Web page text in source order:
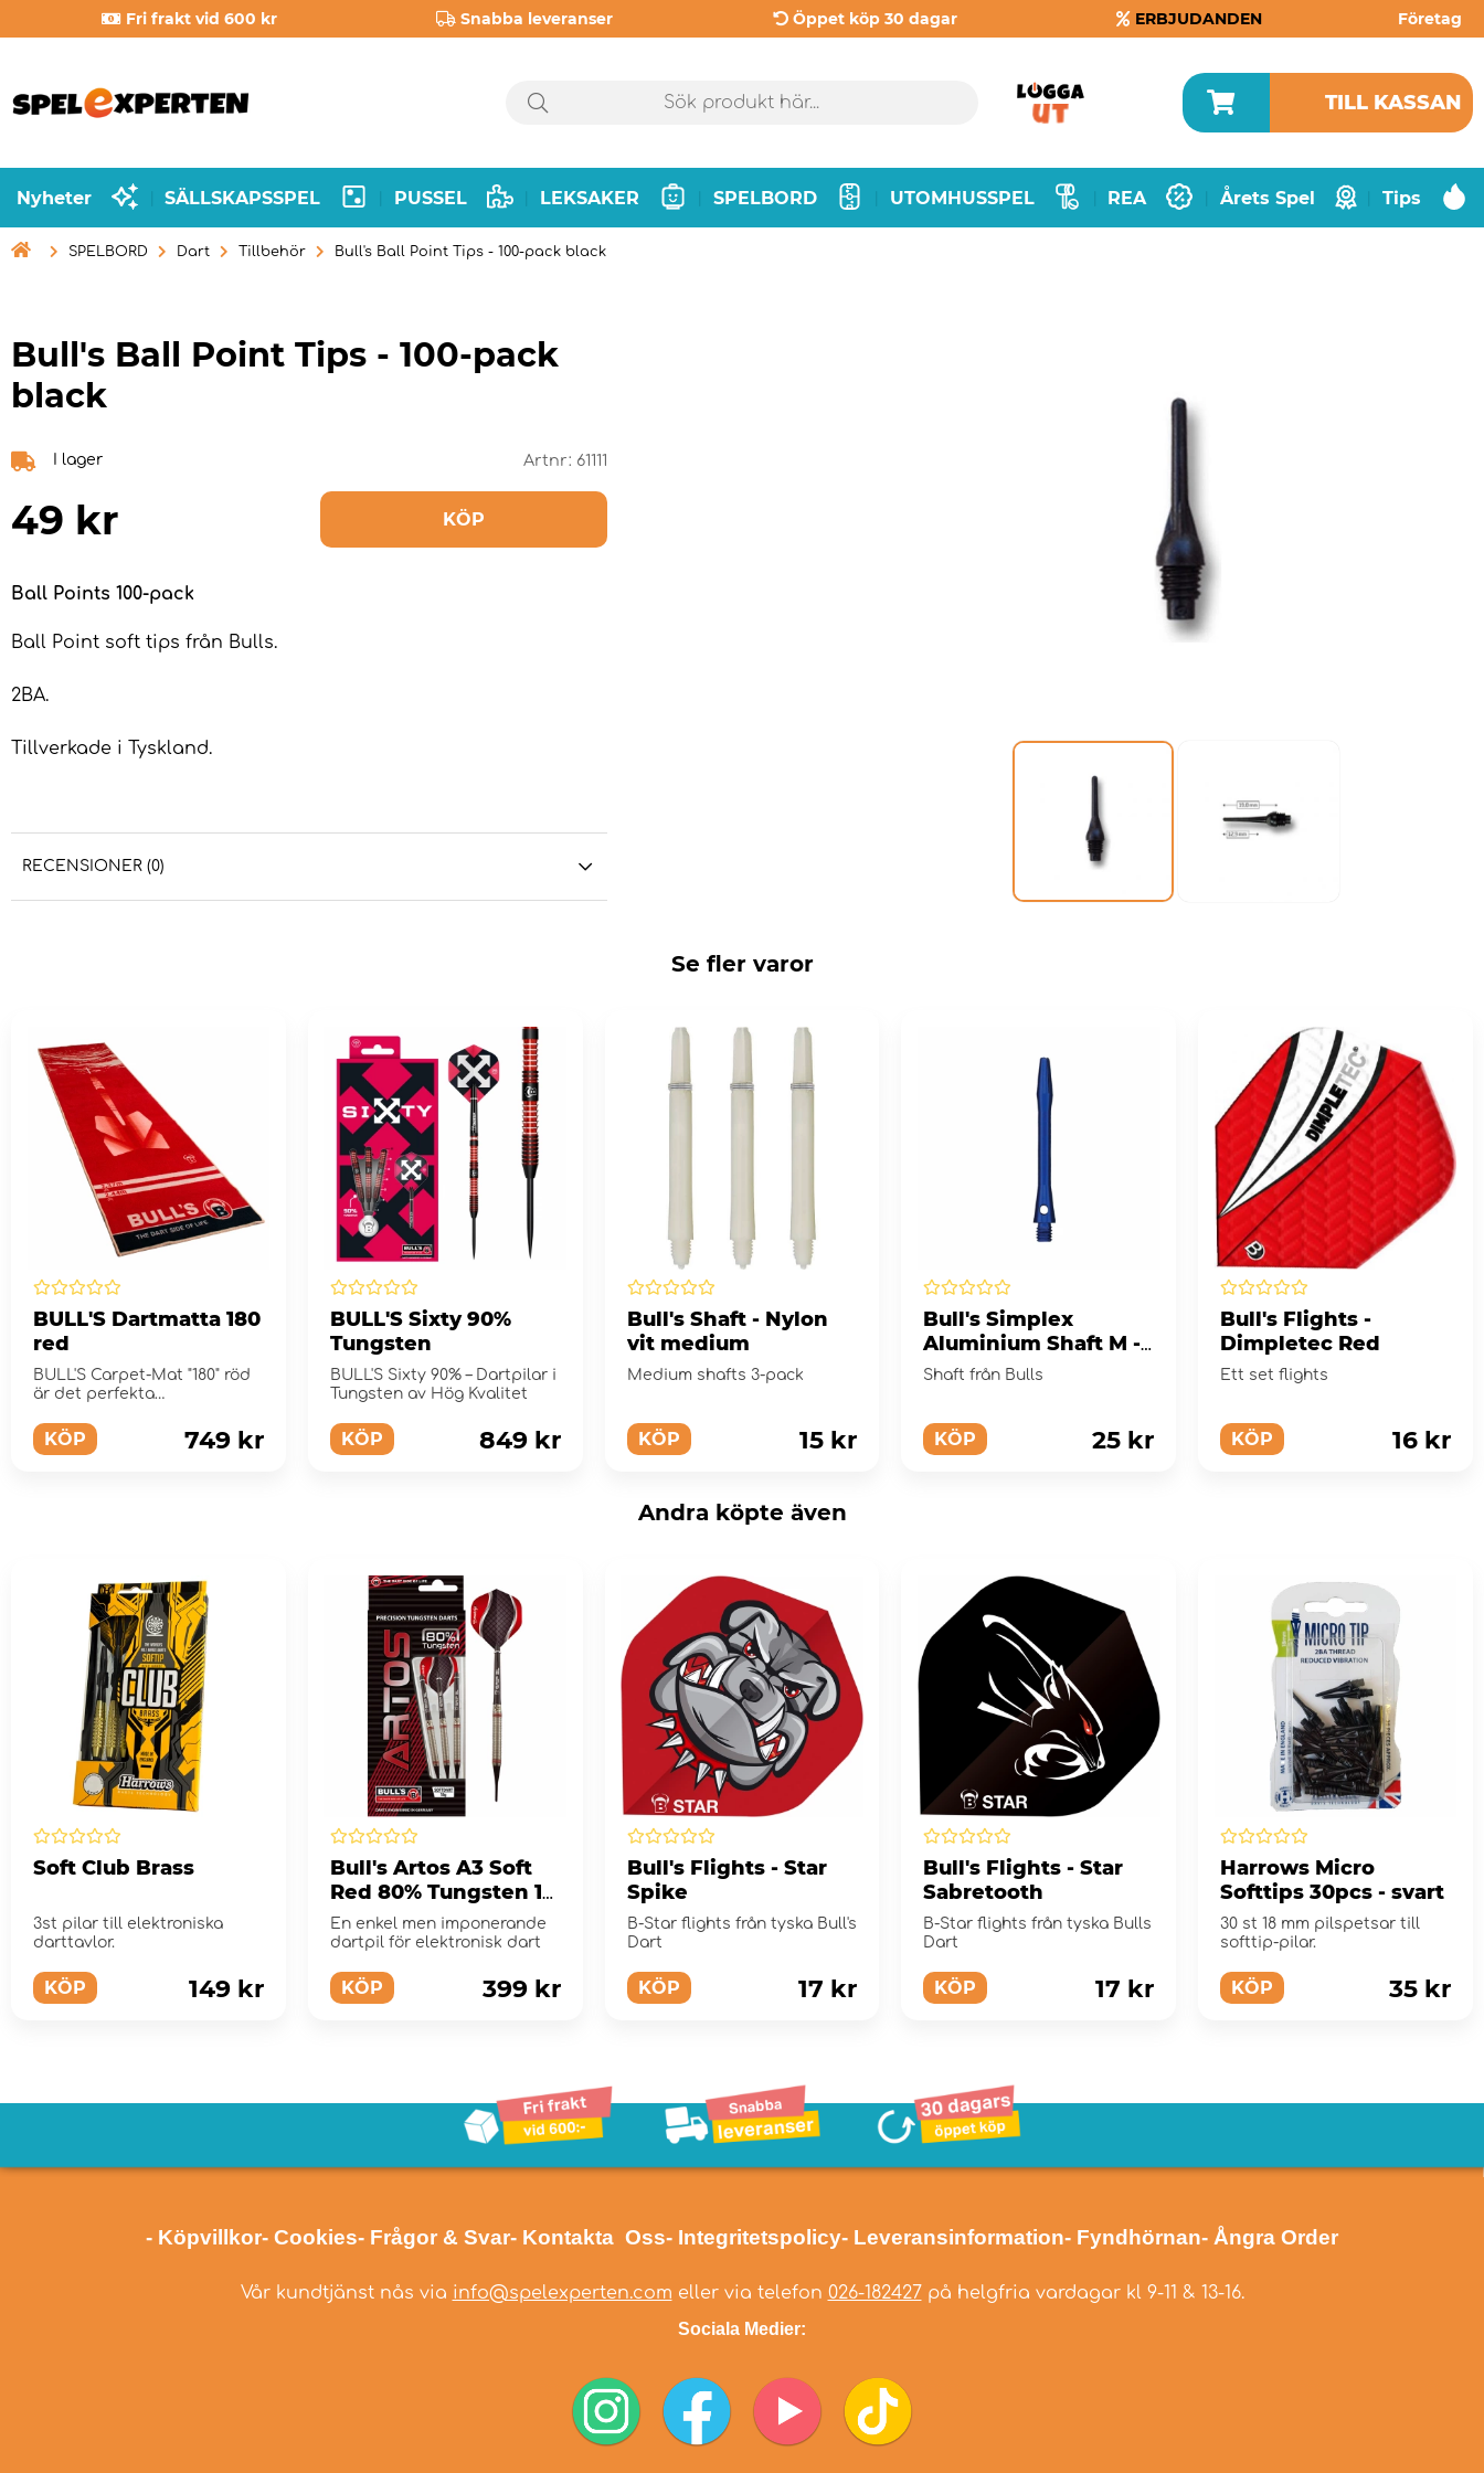
Fri frakt vid 600 kr Snabba leveranser Öppet köp 30 dagar ERBJUDANDEN Företag
TILL KASSAN
Nyheter SÄLLSKAPSSPEL PUSSEL LEKSAKER SPELBORD UTOMHUSSPEL REA Årets Spel Tips
 SPELBORD Dart Tillbehör Bull's Ball Point Tips - 100-pack black
Bull's Ball Point Tips - 100-pack
black
I lager Artnr: 61111
49 kr KÖP
Ball Points 100-pack
Ball Point soft tips från Bulls.
2BA.
Tillverkade i Tyskland.
RECENSIONER (0)
Se fler varor
BULL'S Dartmatta 180
red
BULL'S Carpet-Mat "180" röd
är det perfekta
darttavla.
KÖP 749 kr
BULL'S Sixty 90%
Tungsten
BULL'S Sixty 90% – Dartpilar i
Tungsten av Hög Kvalitet
KÖP 849 kr
Bull's Shaft - Nylon
vit medium
Medium shafts 3-pack
KÖP 15 kr
Bull's Simplex
Aluminium Shaft M -
Blue
Shaft från Bulls
KÖP 25 kr
Bull's Flights -
Dimpletec Red
Ett set flights
KÖP 16 kr
Andra köpte även
Soft Club Brass
3st pilar till elektroniska
darttavlor.
KÖP 149 kr
Bull's Artos A3 Soft
Red 80% Tungsten 18
g
En enkel men imponerande
dartpil för elektronisk dart
KÖP 399 kr
Bull's Flights - Star
Spike
B-Star flights från tyska Bull's
Dart
KÖP 17 kr
Bull's Flights - Star
Sabretooth
B-Star flights från tyska Bulls
Dart
KÖP 17 kr
Harrows Micro
Softtips 30pcs - svart
30 st 18 mm pilspetsar till
softtip-pilar.
KÖP 35 kr
- Köpvillkor- Cookies- Frågor & Svar- Kontakta Oss- Integritetspolicy- Leveransinformation- Fyndhörnan- Ångra Order
Vår kundtjänst nås via info@spelexperten.com eller via telefon 026-182427på helgfria vardagar kl 9-11 & 13-16.
Sociala Medier: